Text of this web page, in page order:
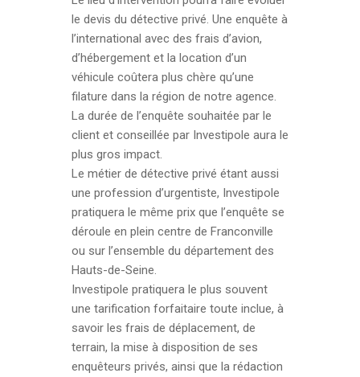
le devis du détective privé. Une enquête à
l’international avec des frais d’avion,
d’hébergement et la location d’un
véhicule coûtera plus chère qu’une
filature dans la région de notre agence.
La durée de l’enquête souhaitée par le
client et conseillée par Investipole aura le
plus gros impact.
Le métier de détective privé étant aussi
une profession d’urgentiste, Investipole
pratiquera le même prix que l’enquête se
déroule en plein centre de Franconville
ou sur l’ensemble du département des
Hauts-de-Seine.
Investipole pratiquera le plus souvent
une tarification forfaitaire toute inclue, à
savoir les frais de déplacement, de
terrain, la mise à disposition de ses
enquêteurs privés, ainsi que la rédaction